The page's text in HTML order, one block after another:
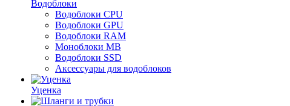
Водоблоки
Водоблоки CPU
Водоблоки GPU
Водоблоки RAM
Моноблоки MB
Водоблоки SSD
Аксессуары для водоблоков
Уценка